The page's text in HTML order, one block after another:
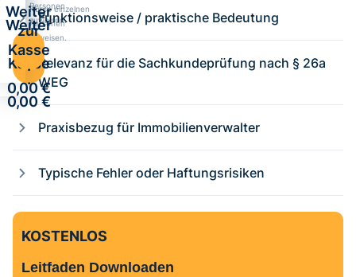
Personen
zuweisen.
Weiter
zur
Kasse
·
0,00 €
Kurse einzelnen
Personen
zuweisen.
Weiter
zur
Kasse
·
0,00 €
Funktionsweise / praktische Bedeutung
Relevanz für die Sachkundeprüfung nach § 26a
WEG
Praxisbezug für Immobilienverwalter
Typische Fehler oder Haftungsrisiken
KOSTENLOS
Leitfaden Downloaden